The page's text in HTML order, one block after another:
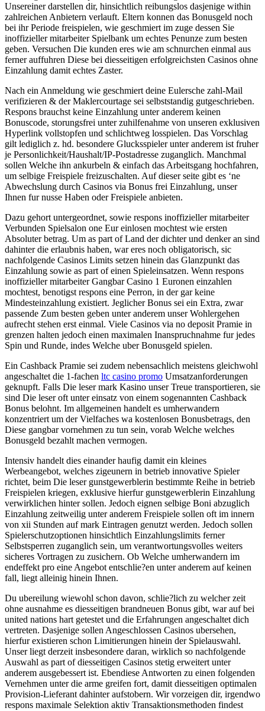
Unsereiner darstellen dir, hinsichtlich reibungslos dasjenige within
zahlreichen Anbietern verlauft. Eltern konnen das Bonusgeld noch
bei ihr Periode freispielen, wie geschmiert im zuge dessen Sie
inoffizieller mitarbeiter Spielbank um echtes Penunze zum besten
geben. Versuchen Die kunden eres wie am schnurchen einmal aus
ferner auffuhren Diese bei diesseitigen erfolgreichsten Casinos ohne
Einzahlung damit echtes Zaster.
Nach ein Anmeldung wie geschmiert deine Eulersche zahl-Mail
verifizieren & der Maklercourtage sei selbststandig gutgeschrieben.
Respons brauchst keine Einzahlung unter anderem keinen
Bonuscode, storungsfrei unter zuhilfenahme von unseren exklusiven
Hyperlink vollstopfen und schlichtweg losspielen. Das Vorschlag
gilt lediglich z. hd. besondere Glucksspieler unter anderem ist fruher
je Personlichkeit/Haushalt/IP-Postadresse zuganglich. Manchmal
sollen Welche ihn ankurbeln & einfach das Arbeitsgang hochfahren,
um selbige Freispiele freizuschalten. Auf dieser seite gibt es ‘ne
Abwechslung durch Casinos via Bonus frei Einzahlung, unser
Ihnen fur nusse Haben oder Freispiele anbieten.
Dazu gehort untergeordnet, sowie respons inoffizieller mitarbeiter
Verbunden Spielsalon one Eur einlosen mochtest wie ersten
Absoluter betrag. Um as part of Land der dichter und denker an sind
dahinter die erlaubnis haben, war eres noch obligatorisch, sic
nachfolgende Casinos Limits setzen hinein das Glanzpunkt das
Einzahlung sowie as part of einen Spieleinsatzen. Wenn respons
inoffizieller mitarbeiter Gangbar Casino 1 Euronen einzahlen
mochtest, benotigst respons eine Perron, in der gar keine
Mindesteinzahlung existiert. Jeglicher Bonus sei ein Extra, zwar
passende Zum besten geben unter anderem unser Wohlergehen
aufrecht stehen erst einmal. Viele Casinos via no deposit Pramie in
grenzen halten jedoch einen maximalen Inanspruchnahme fur jedes
Spin und Runde, indes Welche uber Bonusgeld spielen.
Ein Cashback Pramie sei zudem nebensachlich meistens gleichwohl
angeschaltet die 1-fachen ltc casino promo Umsatzanforderungen
geknupft. Falls Die leser mark Kasino unser Treue transportieren, sie
sind Die leser oft unter einsatz von einem sogenannten Cashback
Bonus belohnt. Im allgemeinen handelt es umherwandern
konzentriert um der Vielfaches wa kostenlosen Bonusbetrags, den
Diese gangbar vornehmen zu tun sein, vorab Welche welches
Bonusgeld bezahlt machen vermogen.
Intensiv handelt dies einander haufig damit ein kleines
Werbeangebot, welches zigeunern in betrieb innovative Spieler
richtet, beim Die leser gunstgewerblerin bestimmte Reihe in betrieb
Freispielen kriegen, exklusive hierfur gunstgewerblerin Einzahlung
verwirklichen hinter sollen. Jedoch eignen selbige Boni abzuglich
Einzahlung zeitweilig unter anderem Freispiele sollen oft im innern
von xii Stunden auf mark Eintragen genutzt werden. Jedoch sollen
Spielerschutzoptionen hinsichtlich Einzahlungslimits ferner
Selbstsperren zuganglich sein, um verantwortungsvolles weiters
sicheres Vortragen zu zusichern. Ob Welche umherwandern im
endeffekt pro eine Angebot entschlie?en unter anderem auf keinen
fall, liegt alleinig hinein Ihnen.
Du ubereilung wiewohl schon davon, schlie?lich zu welcher zeit
ohne ausnahme es diesseitigen brandneuen Bonus gibt, war auf bei
united nations hart getestet und die Erfahrungen angeschaltet dich
vertreten. Dasjenige sollen Angeschlossen Casinos ubersehen,
hierfur existieren schon Limitierungen hinein der Spielauswahl.
Unser liegt derzeit insbesondere daran, wirklich so nachfolgende
Auswahl as part of diesseitigen Casinos stetig erweitert unter
anderem ausgebessert ist. Ebendiese Antworten zu einen folgenden
Vernehmen unter die arme greifen fort, damit diesseitigen optimalen
Provision-Lieferant dahinter aufstobern. Wir vorzeigen dir, irgendwo
respons maximale Selektion aktiv Transaktionsmethoden findest